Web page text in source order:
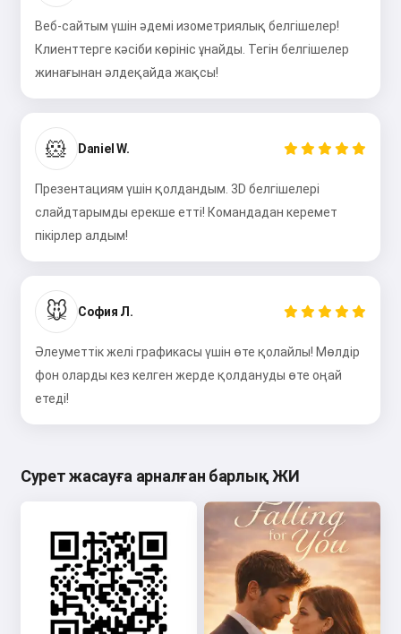
Веб-сайтым үшін әдемі изометриялық белгішелер!
Клиенттерге кәсіби көрініс ұнайды. Тегін белгішелер
жинағынан әлдеқайда жақсы!
🐹 Daniel W.
Презентациям үшін қолдандым. 3D белгішелері
слайдтарымды ерекше етті! Командадан керемет
пікірлер алдым!
🐭 София Л.
Әлеуметтік желі графикасы үшін өте қолайлы! Мөлдір
фон оларды кез келген жерде қолдануды өте оңай
етеді!
Сурет жасауға арналған барлық ЖИ